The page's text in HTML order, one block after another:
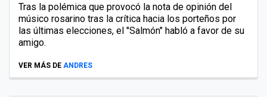
Tras la polémica que provocó la nota de opinión del
músico rosarino tras la crítica hacia los porteños por
las últimas elecciones, el "Salmón" habló a favor de su
amigo.
VER MÁS DE ANDRES